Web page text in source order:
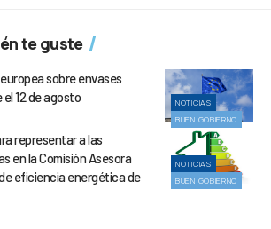
te guste
NOTICIAS
BUEN GOBIERNO
sobre envases
12 de agosto
NOTICIAS
BUEN GOBIERNO
representar a las
en la Comisión Asesora
eficiencia energética de